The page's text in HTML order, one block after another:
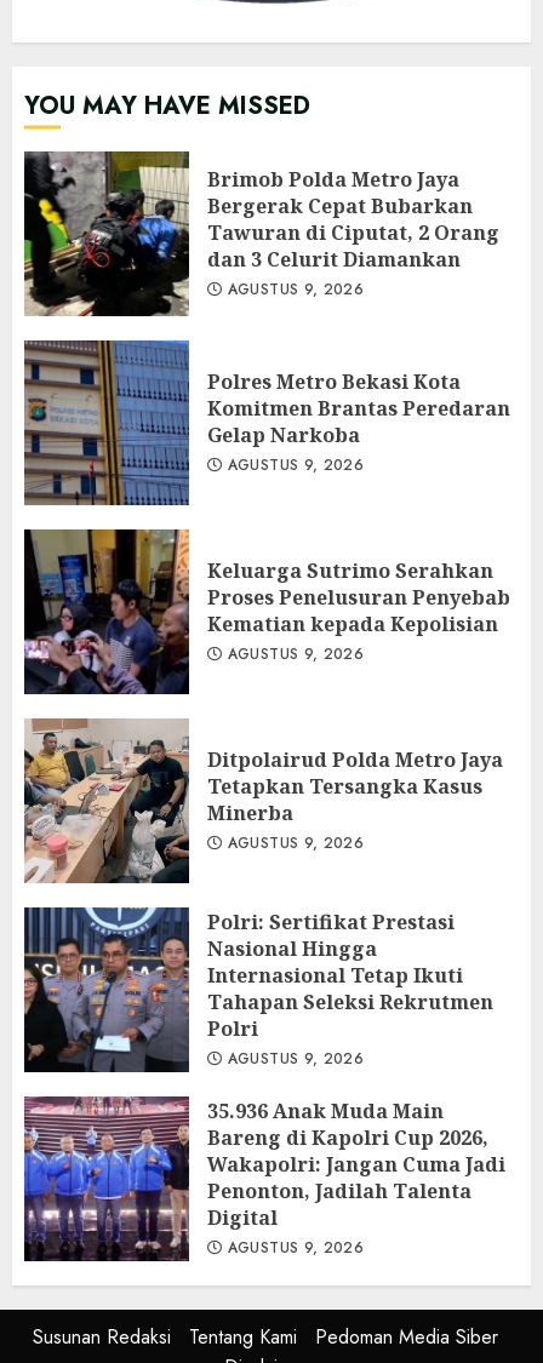
YOU MAY HAVE MISSED
Brimob Polda Metro Jaya
Bergerak Cepat Bubarkan
Tawuran di Ciputat, 2 Orang
dan 3 Celurit Diamankan
AGUSTUS 9, 2026
Polres Metro Bekasi Kota
Komitmen Brantas Peredaran
Gelap Narkoba
AGUSTUS 9, 2026
Keluarga Sutrimo Serahkan
Proses Penelusuran Penyebab
Kematian kepada Kepolisian
AGUSTUS 9, 2026
Ditpolairud Polda Metro Jaya
Tetapkan Tersangka Kasus
Minerba
AGUSTUS 9, 2026
Polri: Sertifikat Prestasi
Nasional Hingga
Internasional Tetap Ikuti
Tahapan Seleksi Rekrutmen
Polri
AGUSTUS 9, 2026
35.936 Anak Muda Main
Bareng di Kapolri Cup 2026,
Wakapolri: Jangan Cuma Jadi
Penonton, Jadilah Talenta
Digital
AGUSTUS 9, 2026
Susunan Redaksi Tentang Kami
Pedoman Media Siber